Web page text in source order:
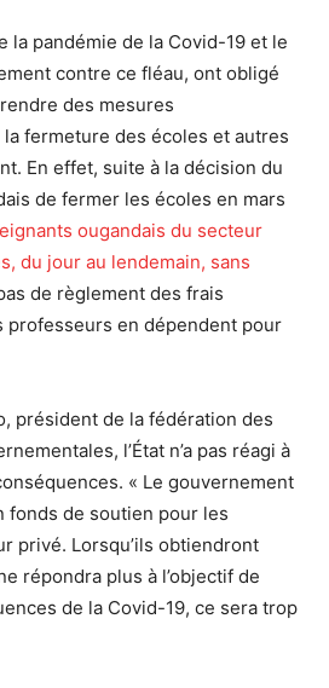
la pandémie de la Covid-19 et le
contre ce fléau, ont obligé
des mesures
la fermeture des écoles et autres
En effet, suite à la décision du
de fermer les écoles en mars
ougandais du secteur
du jour au lendemain, sans
de règlement des frais
professeurs en dépendent pour
président de la fédération des
l’État n’a pas réagi à
« Le gouvernement
fonds de soutien pour les
privé. Lorsqu’ils obtiendront
répondra plus à l’objectif de
de la Covid-19, ce sera trop